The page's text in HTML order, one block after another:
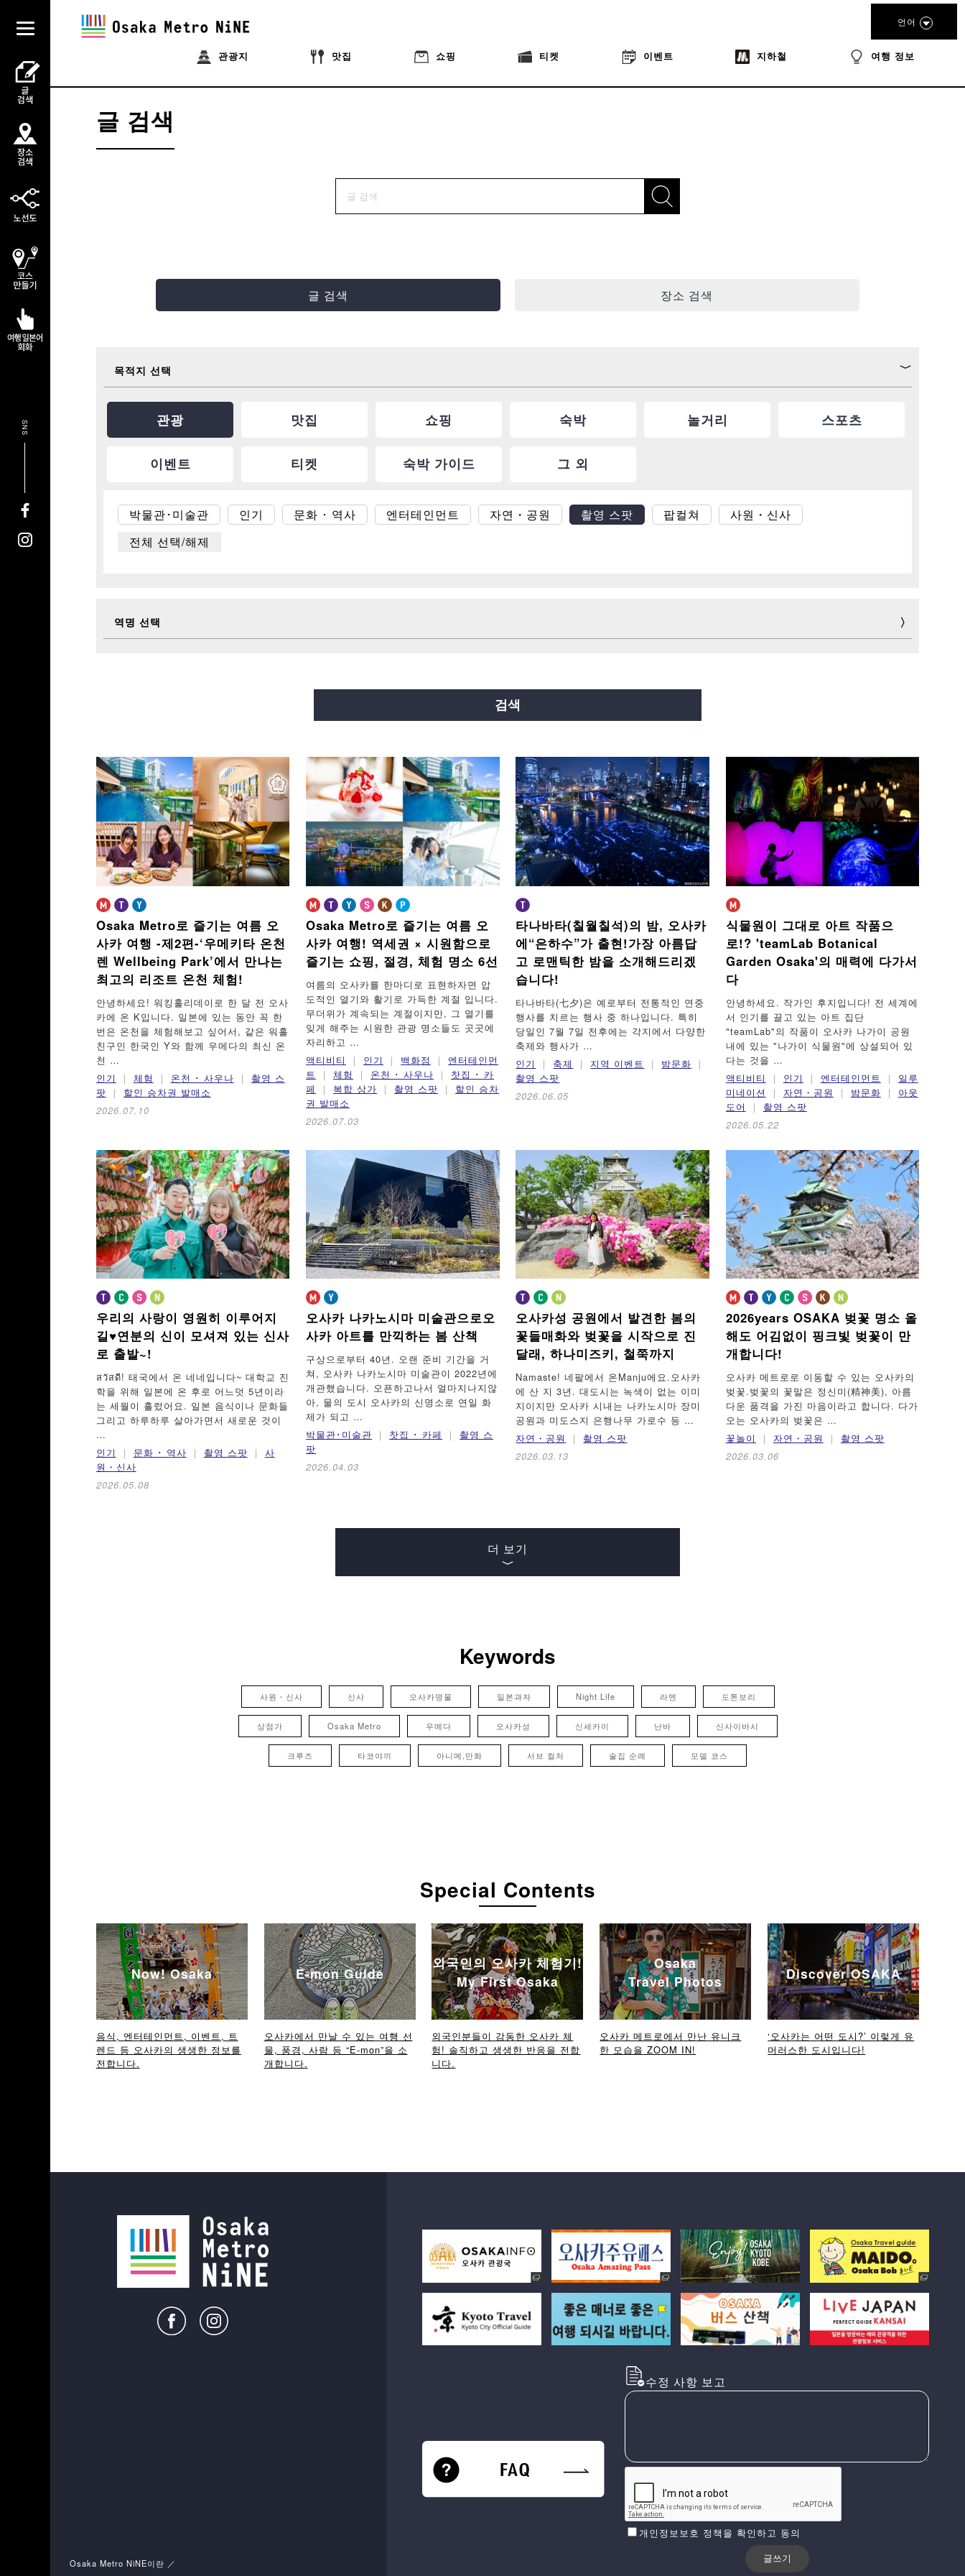
관광지 맛집 쇼핑 티켓 이벤트 지하철 여행 정보
언어
SNS
글 검색
글 검색 장소 검색
목적지 선택
관광 맛집 쇼핑 숙박 놀거리 스포츠
이벤트 티켓 숙박 가이드 그 외
박물관･미술관 인기 문화 ･ 역사 엔터테인먼트 자연・공원 촬영 스팟 팝컬쳐
사원・신사
전체 선택/해제
역명 선택
나가호리쓰루미료쿠치선 이마자토스지선 뉴트램
검색
Osaka Metro로 즐기는 여름 오
사카 여행 -제2편-‘우메키타 온천
렌 Wellbeing Park’에서 만나는
최고의 리조트 온천 체험!
안녕하세요! 워킹홀리데이로 한 달 전 오사
카에 온 K입니다. 일본에 있는 동안 꼭 한
번은 온천을 체험해보고 싶어서, 같은 워홀
친구인 한국인 Y와 함께 우메다의 최신 온
천 …
인기
체험 온천 ･ 사우나
촬영 스
팟
할인 승차권 발매소
2026.07.10
Osaka Metro로 즐기는 여름 오
사카 여행! 역세권 × 시원함으로
즐기는 쇼핑, 절경, 체험 명소 6선
여름의 오사카를 한마디로 표현하자면 압
도적인 열기와 활기로 가득한 계절 입니다.
무더위가 계속되는 계절이지만, 그 열기를
잊게 해주는 시원한 관광 명소들도 곳곳에
자리하고 …
액티비티
인기 백화점
엔터테인먼
트
체험 온천 ･ 사우나
찻집 ･ 카
페
복합 상가 촬영 스팟
할인 승차
권 발매소
2026.07.03
타나바타(칠월칠석)의 밤, 오사카
에“은하수”가 출현!가장 아름답
고 로맨틱한 밤을 소개해드리겠
습니다!
타나바타(七夕)은 예로부터 전통적인 연중
행사를 치르는 행사 중 하나입니다. 특히
당일인 7월 7일 전후에는 각지에서 다양한
축제와 행사가 …
인기
축제 지역 이벤트
밤문화
촬영 스팟
2026.06.05
식물원이 그대로 아트 작품으
로!? 'teamLab Botanical
Garden Osaka'의 매력에 다가서
다
안녕하세요. 작가인 후지입니다! 전 세계에
서 인기를 끌고 있는 아트 집단
"teamLab"의 작품이 오사카 나가이 공원
내에 있는 "나가이 식물원"에 상설되어 있
다는 것을 …
액티비티
인기 엔터테인먼트
일루
미네이션
자연・공원 밤문화
아웃
도어
촬영 스팟
2026.05.22
우리의 사랑이 영원히 이루어지
길♥연분의 신이 모셔져 있는 신사
로 출발~!
สวัสดี! 태국에서 온 네네입니다~ 대학교 진
학을 위해 일본에 온 후로 어느덧 5년이라
는 세월이 흘렀어요. 일본 음식이나 문화들
그리고 하루하루 살아가면서 새로운 것이
…
인기
문화 ･ 역사 촬영 스팟
사
원・신사
2026.05.08
오사카 나카노시마 미술관으로오
사카 아트를 만끽하는 봄 산책
구상으로부터 40년. 오랜 준비 기간을 거
쳐, 오사카 나카노시마 미술관이 2022년에
개관했습니다. 오픈하고나서 얼마지나지않
아, 물의 도시 오사카의 신명소로 연일 화
제가 되고 …
박물관･미술관
찻집 ･ 카페
촬영 스
팟
2026.04.03
오사카성 공원에서 발견한 봄의
꽃들매화와 벚꽃을 시작으로 진
달래, 하나미즈키, 철쭉까지
Namaste! 네팔에서 온Manju에요.오사카
에 산 지 3년. 대도시는 녹색이 없는 이미
지이지만 오사카 시내는 나카노시마 장미
공원과 미도스지 은행나무 가로수 등 …
자연・공원
촬영 스팟
2026.03.13
2026years OSAKA 벚꽃 명소 올
해도 어김없이 핑크빛 벚꽃이 만
개합니다!
오사카 메트로로 이동할 수 있는 오사카의
벚꽃.벚꽃의 꽃말은 정신미(精神美), 아름
다운 품격을 가진 마음이라고 합니다. 다가
오는 오사카의 벚꽃은 …
꽃놀이
자연・공원 촬영 스팟
2026.03.06
더 보기
Keywords
사원・신사 신사 오사카명물 일본과자 Night Life 라멘 도톤보리
상점가 Osaka Metro 우메다 오사카성 신세카이 난바 신사이바시
크루즈 타코야끼 아니메,만화 서브 컬처 술집 순례 모델 코스
Special Contents
Now! Osaka
음식, 엔터테인먼트, 이벤트, 트
렌드 등 오사카의 생생한 정보를
전합니다.
E-mon Guide
오사카에서 만날 수 있는 여행 선
물, 풍경, 사람 등 “E-mon”을 소
개합니다.
외국인의 오사카 체험기!
My First Osaka
외국인분들이 감동한 오사카 체
험! 솔직하고 생생한 반응을 전합
니다.
Osaka
Travel Photos
오사카 메트로에서 만난 유니크
한 모습을 ZOOM IN!
Discover OSAKA
‘오사카는 어떤 도시?’ 이렇게 유
머러스한 도시입니다!
수정 사항 보고
개인정보보호 정책을 확인하고 동의
Osaka Metro NiNE이란